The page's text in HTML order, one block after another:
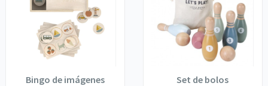
Bingo de imágenes Set de bolos